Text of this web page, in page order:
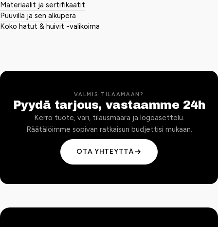
Materiaalit ja sertifikaatit
Puuvilla ja sen alkuperä
Koko hatut & huivit -valikoima
VALMIS TILAAMAAN?
Pyydä tarjous, vastaamme 24h
Kerro tuote, väri, tilausmäärä ja logoasettelu.
Räätälöimme sopivan ratkaisun budjettisi mukaan.
OTA YHTEYTTÄ